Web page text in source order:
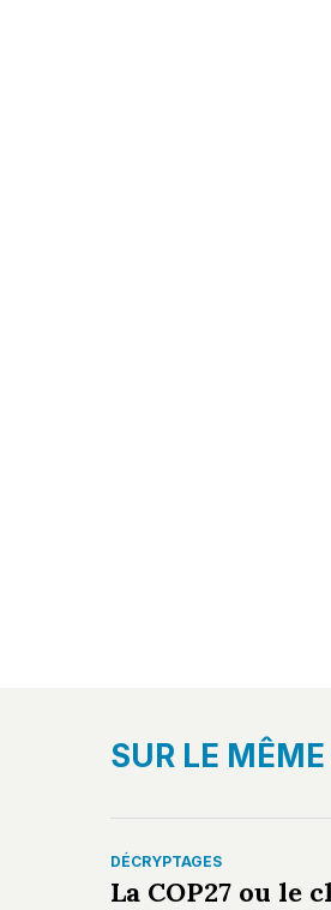
SUR LE
DÉCRYPTAGES
La COP27 ou le